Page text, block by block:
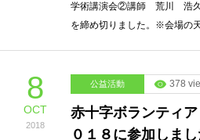
学術講演会②講師 荒川 浩久
を締め切りました。※会場の
8
OCT
2018
公益活動 378
赤十字ボランティ
０１８に参加しまし